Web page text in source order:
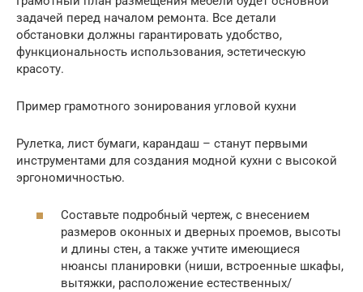
задачей перед началом ремонта. Все детали
обстановки должны гарантировать удобство,
функциональность использования, эстетическую
красоту.
Пример грамотного зонирования угловой кухни
Рулетка, лист бумаги, карандаш – станут первыми
инструментами для создания модной кухни с высокой
эргономичностью.
Составьте подробный чертеж, с внесением
размеров оконных и дверных проемов, высоты
и длины стен, а также учтите имеющиеся
нюансы планировки (ниши, встроенные шкафы,
вытяжки, расположение естественных/